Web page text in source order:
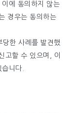
이에 동의하지 않는
경우는 동의하는
한 사례를 발견했
고할 수 있으며, 이
니다.